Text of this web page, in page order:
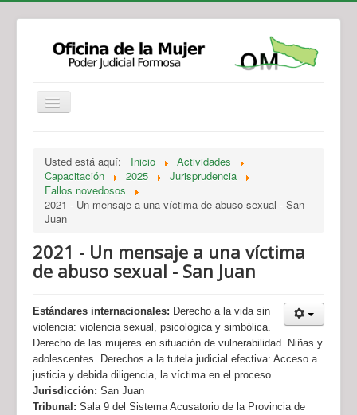
Legislación
Novedades
Recursos y Servicios de Atención
Usted está aquí: Inicio
Actividades
Capacitación
2025
Jurisprudencia
Fallos novedosos
2021 - Un mensaje a una víctima de abuso sexual - San
Juan
2021 - Un mensaje a una víctima
de abuso sexual - San Juan
Estándares internacionales: Derecho a la vida sin
violencia: violencia sexual, psicológica y simbólica.
Derecho de las mujeres en situación de vulnerabilidad. Niñas y
adolescentes. Derechos a la tutela judicial efectiva: Acceso a
justicia y debida diligencia, la víctima en el proceso.
Jurisdicción: San Juan
Tribunal: Sala 9 del Sistema Acusatorio de la Provincia de